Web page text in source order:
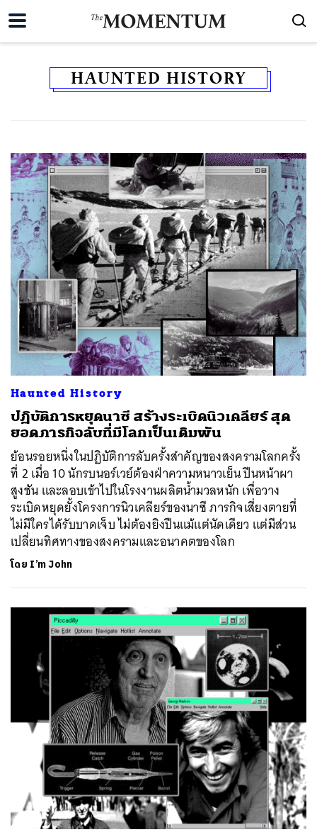
HAUNTED HISTORY
Haunted History
ปฏิบัติการหยุดนาซี สร้างระเบิดนิวเคลียร์ สุด
ยอดภารกิจลับที่มีโลกเป็นเดิมพัน
ย้อนรอยหนึ่งในปฏิบัติการลับครั้งสำคัญของสงครามโลกครั้ง
ที่ 2 เมื่อ 10 นักรบนอร์เวย์ต้องฝ่าความหนาวเย็น ปีนหน้าผา
สูงชัน และลอบเข้าไปในโรงงานผลิตน้ำมวลหนัก เพื่อวาง
ระเบิดหยุดยั้งโครงการนิวเคลียร์ของนาซี ภารกิจเสี่ยงตายที่
ไม่มีใครได้รับบาดเจ็บ ไม่ต้องยิงปืนแม้แต่นัดเดียว แต่มีส่วน
เปลี่ยนทิศทางของสงครามและอนาคตของโลก
โดย I’m John